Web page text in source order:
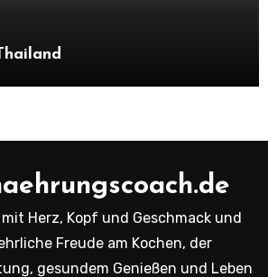
Herz, Kopf und Geschmack und
Freude am Kochen, der
gesundem Genießen und Leben